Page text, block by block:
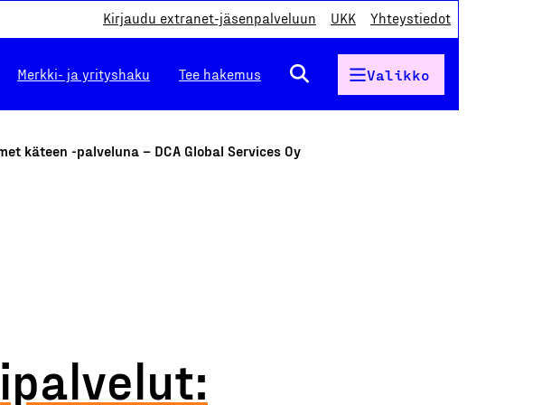
Kirjaudu extranet-jäsenpalveluun UKK Yhteystiedot
Merkki- ja yrityshaku Tee hakemus Valikko
käteen -palveluna – DCA Global Services Oy